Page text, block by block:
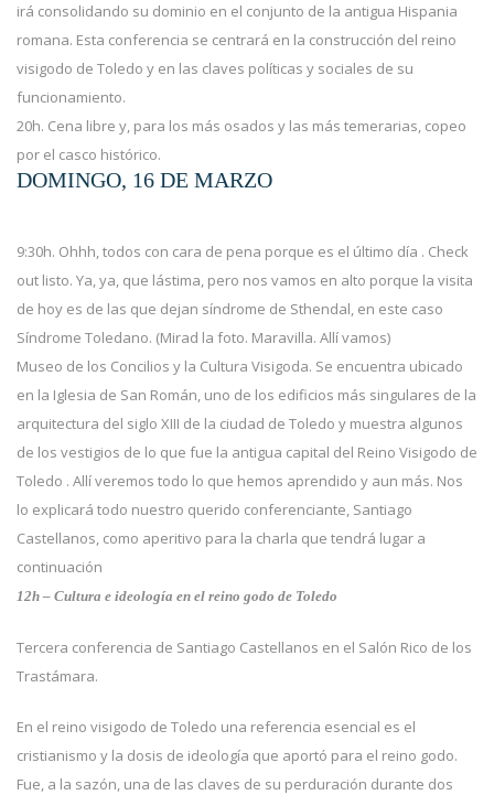
irá consolidando su dominio en el conjunto de la antigua Hispania
romana. Esta conferencia se centrará en la construcción del reino
visigodo de Toledo y en las claves políticas y sociales de su
funcionamiento.
20h. Cena libre y, para los más osados y las más temerarias, copeo
por el casco histórico.
DOMINGO, 16 DE MARZO
9:30h. Ohhh, todos con cara de pena porque es el último día . Check
out listo. Ya, ya, que lástima, pero nos vamos en alto porque la visita
de hoy es de las que dejan síndrome de Sthendal, en este caso
Síndrome Toledano. (Mirad la foto. Maravilla. Allí vamos)
Museo de los Concilios y la Cultura Visigoda. Se encuentra ubicado
en la Iglesia de San Román, uno de los edificios más singulares de la
arquitectura del siglo XIII de la ciudad de Toledo y muestra algunos
de los vestigios de lo que fue la antigua capital del Reino Visigodo de
Toledo . Allí veremos todo lo que hemos aprendido y aun más. Nos
lo explicará todo nuestro querido conferenciante, Santiago
Castellanos, como aperitivo para la charla que tendrá lugar a
continuación
12h – Cultura e ideología en el reino godo de Toledo
Tercera conferencia de Santiago Castellanos en el Salón Rico de los
Trastámara.
En el reino visigodo de Toledo una referencia esencial es el
cristianismo y la dosis de ideología que aportó para el reino godo.
Fue, a la sazón, una de las claves de su perduración durante dos